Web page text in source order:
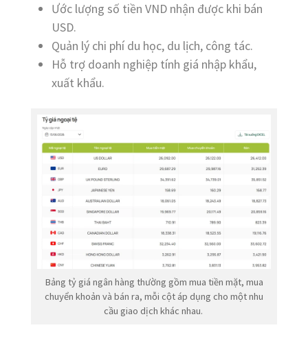
Ước lượng số tiền VND nhận được khi bán
USD.
Quản lý chi phí du học, du lịch, công tác.
Hỗ trợ doanh nghiệp tính giá nhập khẩu,
xuất khẩu.
Bảng tỷ giá ngân hàng thường gồm mua tiền mặt, mua
chuyển khoản và bán ra, mỗi cột áp dụng cho một nhu
cầu giao dịch khác nhau.